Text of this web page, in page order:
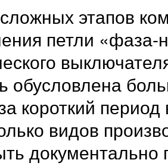
этапов
петли
обусловлена
короткий
видов